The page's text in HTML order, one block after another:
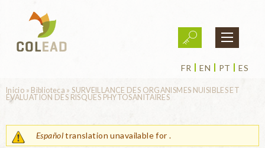
FR EN PT ES
Usted está aquí
Inicio » Biblioteca »SURVEILLANCE DES ORGANISMES NUISIBLES ET
ÉVALUATION DES RISQUES PHYTOSANITAIRES
Españoltranslation unavailable for.